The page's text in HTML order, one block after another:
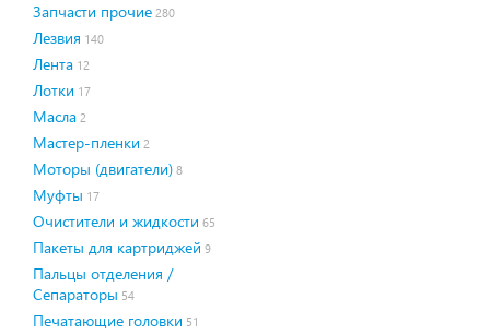
Запчасти прочие 280
Лезвия 140
Лента 12
Лотки 17
Масла 2
Мастер-пленки 2
Моторы (двигатели) 8
Муфты 17
Очистители и жидкости 65
Пакеты для картриджей 9
Пальцы отделения /
Сепараторы 54
Печатающие головки 51